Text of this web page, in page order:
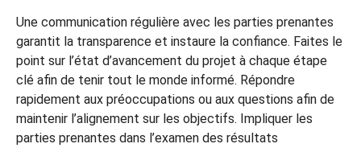
Une communication régulière avec les parties prenantes
garantit la transparence et instaure la confiance. Faites le
point sur l’état d’avancement du projet à chaque étape
clé afin de tenir tout le monde informé. Répondre
rapidement aux préoccupations ou aux questions afin de
maintenir l’alignement sur les objectifs. Impliquer les
parties prenantes dans l’examen des résultats